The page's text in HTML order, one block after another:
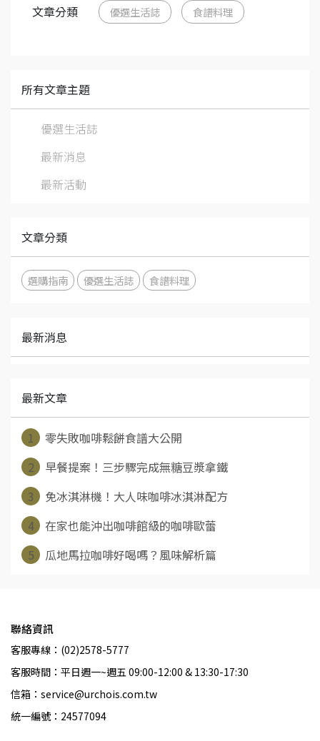
文章分類 優選生活誌 食譜料理
所有文章主題
優選生活誌
最新消息
最新活動
文章分類
選購指南 優選生活誌 食譜料理
最新消息
最新文章
1
零失敗咖啡鬆餅食譜大公開
2
早餐提案！三步驟完成無糖豆漿拿鐵
3
免冰淇淋機！大人味咖啡冰淇淋配方
4
在家也能沖出咖啡館級的咖啡歐蕾
5
瓜地馬拉咖啡好喝嗎？風味解析篇
聯絡資訊
客服專線：(02)2578-5777
客服時間：平日週一~週五 09:00-12:00 & 13:30-17:30
信箱：service@urchois.com.tw
統一編號：24577094